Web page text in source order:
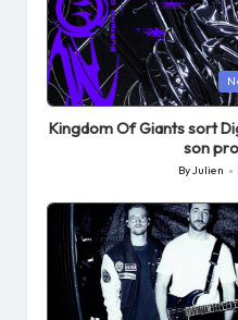
Posted
in
Kingdom Of Giants sort
son
Posted
ByJulien